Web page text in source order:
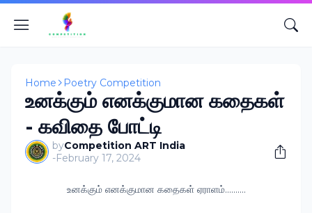
Home Poetry Competition
உனக்கும் எனக்குமான கதைகள்
- கவிதை போட்டி
byCompetition ART India
-February 17, 2024
உனக்கும் எனக்குமான கதைகள் ஏராளம்..........